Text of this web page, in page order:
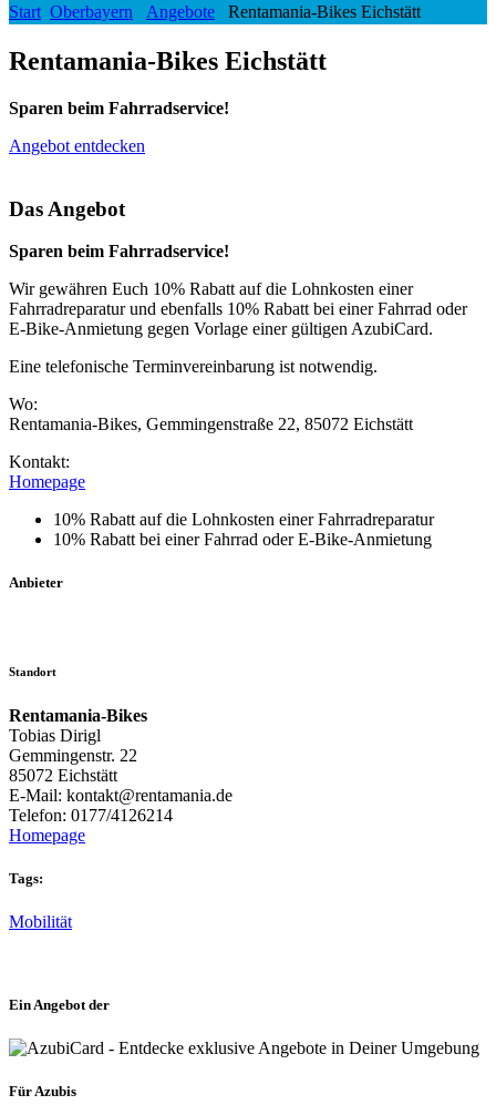
Start Oberbayern Angebote Rentamania-Bikes Eichstätt
Rentamania-Bikes Eichstätt
Sparen beim Fahrradservice!
Angebot entdecken
Das Angebot
Sparen beim Fahrradservice!
Wir gewähren Euch 10% Rabatt auf die Lohnkosten einer
Fahrradreparatur und ebenfalls 10% Rabatt bei einer Fahrrad oder
E-Bike-Anmietung gegen Vorlage einer gültigen AzubiCard.
Eine telefonische Terminvereinbarung ist notwendig.
Wo:
Rentamania-Bikes, Gemmingenstraße 22, 85072 Eichstätt
Kontakt:
Homepage
10% Rabatt auf die Lohnkosten einer Fahrradreparatur
10% Rabatt bei einer Fahrrad oder E-Bike-Anmietung
Anbieter
Standort
Rentamania-Bikes
Tobias Dirigl
Gemmingenstr. 22
85072 Eichstätt
E-Mail: kontakt@rentamania.de
Telefon: 0177/4126214
Homepage
Tags:
Mobilität
Ein Angebot der
Für Azubis